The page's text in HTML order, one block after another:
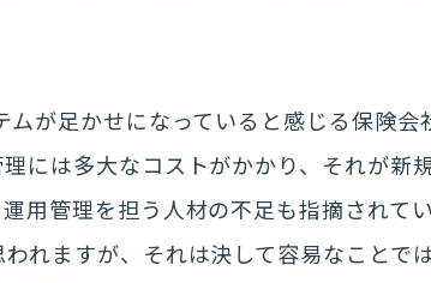
が足かせになっていると感じる保険会
には多大なコストがかかり、それが新
用管理を担う人材の不足も指摘されて
れますが、それは決して容易なことでは